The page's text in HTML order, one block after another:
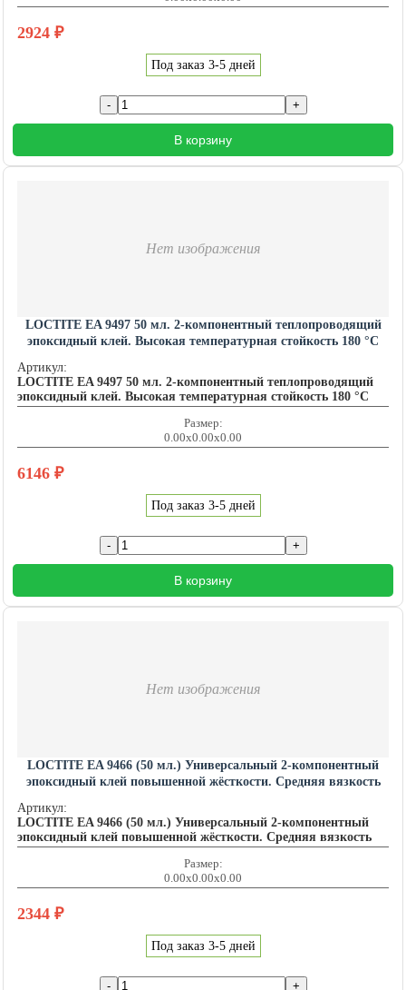
2924 ₽
Под заказ 3-5 дней
В корзину
Нет изображения
LOCTITE EA 9497 50 мл. 2-компонентный теплопроводящий
эпоксидный клей. Высокая температурная стойкость 180 °C
Артикул:
LOCTITE EA 9497 50 мл. 2-компонентный теплопроводящий
эпоксидный клей. Высокая температурная стойкость 180 °C
Размер:
0.00x0.00x0.00
6146 ₽
Под заказ 3-5 дней
В корзину
Нет изображения
LOCTITE EA 9466 (50 мл.) Универсальный 2-компонентный
эпоксидный клей повышенной жёсткости. Средняя вязкость
Артикул:
LOCTITE EA 9466 (50 мл.) Универсальный 2-компонентный
эпоксидный клей повышенной жёсткости. Средняя вязкость
Размер:
0.00x0.00x0.00
2344 ₽
Под заказ 3-5 дней